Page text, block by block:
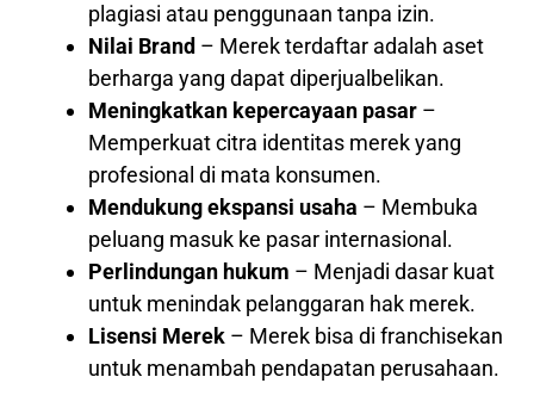
plagiasi atau penggunaan tanpa izin.
Nilai Brand – Merek terdaftar adalah aset
berharga yang dapat diperjualbelikan.
Meningkatkan kepercayaan pasar –
Memperkuat citra identitas merek yang
profesional di mata konsumen.
Mendukung ekspansi usaha – Membuka
peluang masuk ke pasar internasional.
Perlindungan hukum – Menjadi dasar kuat
untuk menindak pelanggaran hak merek.
Lisensi Merek – Merek bisa di franchisekan
untuk menambah pendapatan perusahaan.